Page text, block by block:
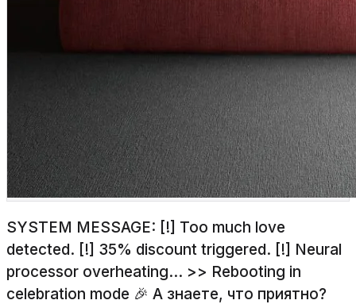
SYSTEM MESSAGE: [!] Too much love
detected. [!] 35% discount triggered. [!] Neural
processor overheating… >> Rebooting in
celebration mode 🎉 А знаете, что приятно?